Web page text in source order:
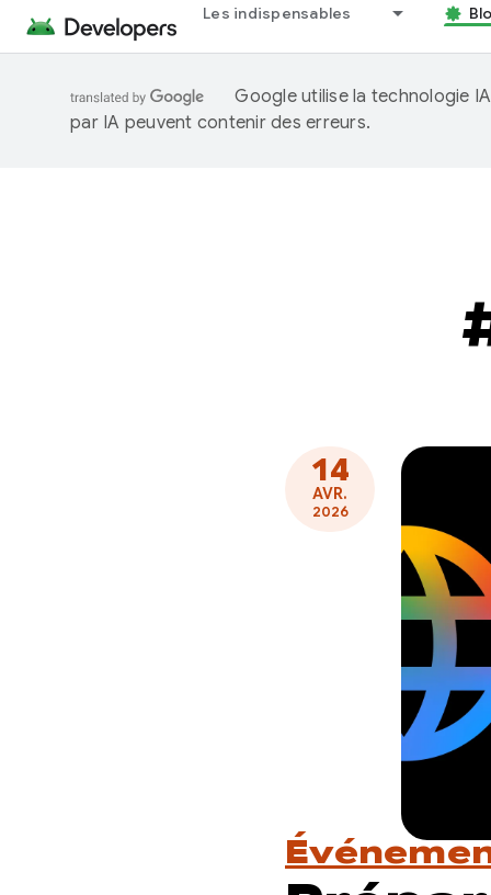
Les indispensables
Google utilise la technologie
par IA peuvent contenir des erreurs.
14
AVR.
2026